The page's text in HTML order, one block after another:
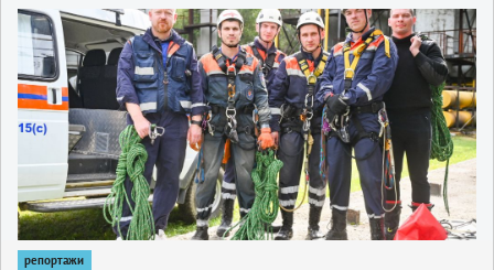
2
репортажи